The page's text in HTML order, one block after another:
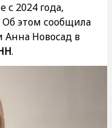
2024 года,
Об этом сообщила
Анна Новосад в
.